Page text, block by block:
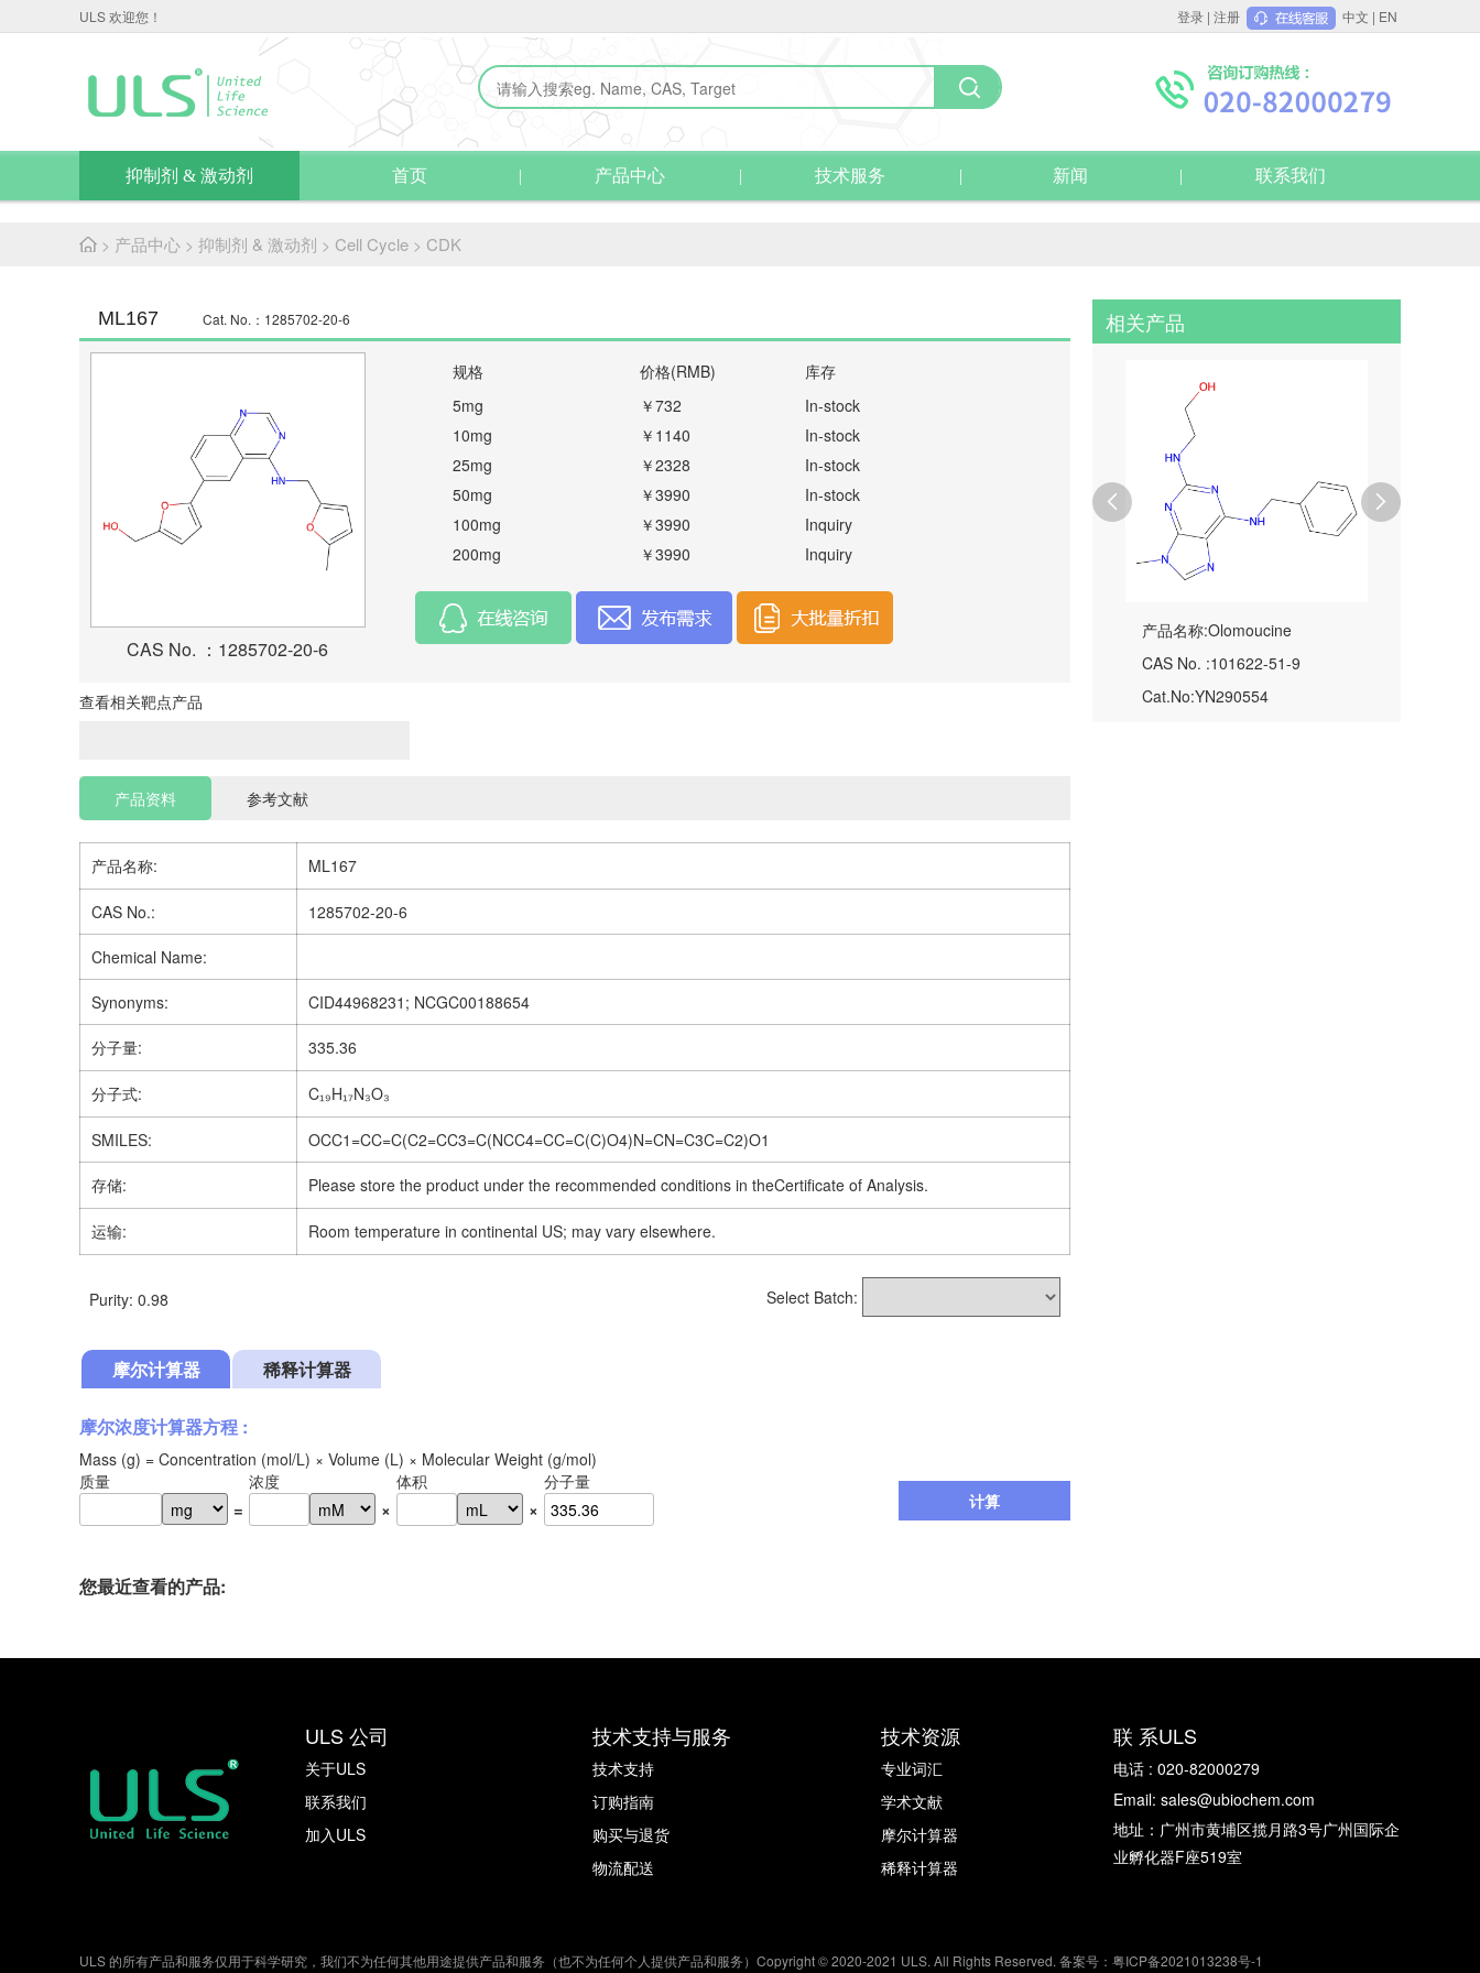
ULS 欢迎您！ 登录 | 注册 中文 | EN
抑制剂 & 激动剂 首页 产品中心 技术服务 新闻 联系我们
> 产品中心 > 抑制剂 & 激动剂 > Cell Cycle > CDK
ML167 Cat. No.：1285702-20-6
CAS No. ：1285702-20-6
规格 价格(RMB)
库存
5mg
￥732
In-stock
10mg
￥1140
In-stock
25mg
￥2328
In-stock
50mg
￥3990
In-stock
100mg
￥3990
Inquiry
200mg
￥3990 Inquiry
查看相关靶点产品
产品资料 参考文献
产品名称: ML167
CAS No.: 1285702-20-6
Chemical Name:
Synonyms: CID44968231; NCGC00188654
分子量: 335.36
分子式: C₁₉H₁₇N₃O₃
SMILES: OCC1=CC=C(C2=CC3=C(NCC4=CC=C(C)O4)N=CN=C3C=C2)O1
存储: Please store the product under the recommended conditions in theCertificate of Analysis.
运输: Room temperature in continental US; may vary elsewhere.
Select Batch:
Purity: 0.98
摩尔计算器 稀释计算器
摩尔浓度计算器方程 :
Mass (g) = Concentration (mol/L) × Volume (L) × Molecular Weight (g/mol)
计算
质量 浓度 体积 分子量
= × ×
您最近查看的产品:
相关产品
产品名称:Olomoucine
CAS No. :101622-51-9
Cat.No:YN290554
 
ULS 公司
关于ULS
联系我们
加入ULS
技术支持与服务
技术支持
订购指南
购买与退货
物流配送
技术资源
专业词汇
学术文献
摩尔计算器
稀释计算器
联 系ULS
电话 : 020-82000279
Email: sales@ubiochem.com
地址：广州市黄埔区揽月路3号广州国际企
业孵化器F座519室
ULS 的所有产品和服务仅用于科学研究，我们不为任何其他用途提供产品和服务（也不为任何个人提供产品和服务）Copyright © 2020-2021 ULS. All Rights Reserved. 备案号： 粤ICP备2021013238号-1